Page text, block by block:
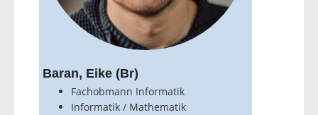
Baran, Eike (Br)
Fachobmann Informatik
Informatik / Mathematik